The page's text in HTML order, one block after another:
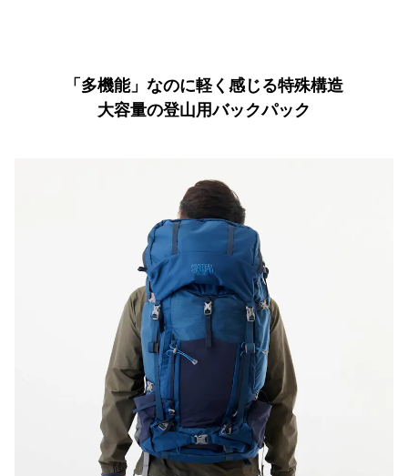
「多機能」なのに軽く感じる特殊構造
大容量の登山用バックパック